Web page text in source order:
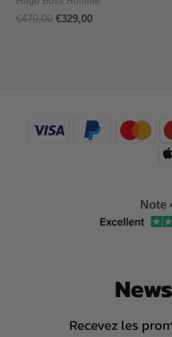
€479,00 €329,00
Note
Recevez les